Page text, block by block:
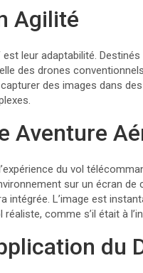
Agilité
leur adaptabilité.
des drones
des images dans
Aventure
du vol
sur un écran
intégrée. L’image est
comme s’il était à
du